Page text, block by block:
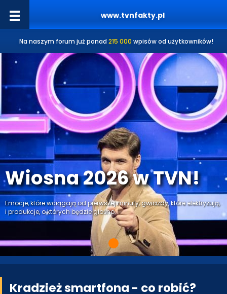
www.tvnfakty.pl
Na naszym forum już ponad 215 000 wpisów od użytkowników!
Wiosna 2026 w TVN!
Emocje, które wciągają od pierwszej minuty, gwiazdy, które elektryzują,
i produkcje, o których będzie głośno.
Kradzież smartfona - co robić?